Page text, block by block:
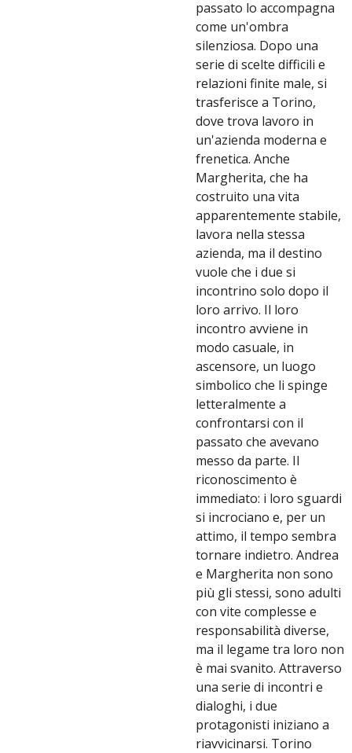
passato lo accompagna
come un'ombra
silenziosa. Dopo una
serie di scelte difficili e
relazioni finite male, si
trasferisce a Torino,
dove trova lavoro in
un'azienda moderna e
frenetica. Anche
Margherita, che ha
costruito una vita
apparentemente stabile,
lavora nella stessa
azienda, ma il destino
vuole che i due si
incontrino solo dopo il
loro arrivo. Il loro
incontro avviene in
modo casuale, in
ascensore, un luogo
simbolico che li spinge
letteralmente a
confrontarsi con il
passato che avevano
messo da parte. Il
riconoscimento è
immediato: i loro sguardi
si incrociano e, per un
attimo, il tempo sembra
tornare indietro. Andrea
e Margherita non sono
più gli stessi, sono adulti
con vite complesse e
responsabilità diverse,
ma il legame tra loro non
è mai svanito. Attraverso
una serie di incontri e
dialoghi, i due
protagonisti iniziano a
riavvicinarsi. Torino